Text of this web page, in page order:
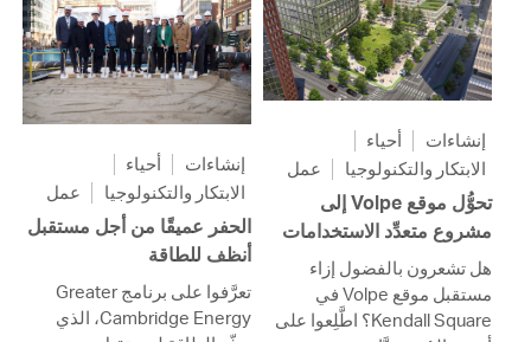
إنشاءات
أحياء
الابتكار والتكنولوجيا
عمل
الحفر عميقًا من أجل مستقبل
أنظف للطاقة
تعرَّفوا على برنامج Greater
Cambridge Energy، الذي
إنشاءات
أحياء
الابتكار والتكنولوجيا
عمل
تحوُّل موقع Volpe إلى
مشروع متعدِّد الاستخدامات
هل تشعرون بالفضول إزاء
مستقبل موقع Volpe في
Kendall Square؟ اطَّلِعوا على